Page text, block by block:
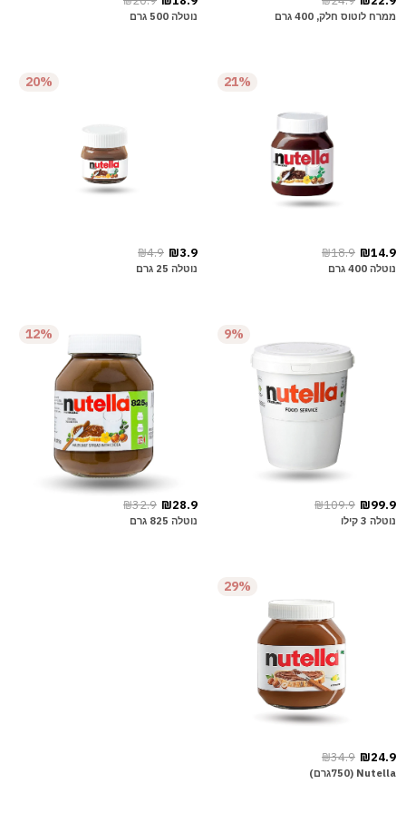
ממרח לוטוס חלק, 400 גרם נוטלה 500 גרם
21%
₪14.9
₪18.9
נוטלה 400 גרם
20%
₪3.9
₪4.9
נוטלה 25 גרם
9%
₪99.9
₪109.9
נוטלה 3 קילו
12%
₪28.9
₪32.9
נוטלה 825 גרם
29%
₪24.9
₪34.9
Nutella (750גרם)